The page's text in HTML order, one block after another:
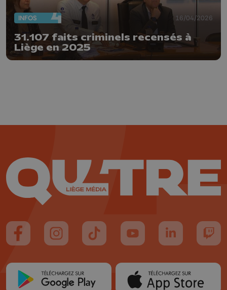
INFOS 16/04/2026
31.107 faits criminels recensés à
Liège en 2025
Suivez-nous sur FaceBook
Suivez-nous sur Instagram
Suivez-nous sur TikTok
Suivez-nous sur YouTube
Suivez-nous